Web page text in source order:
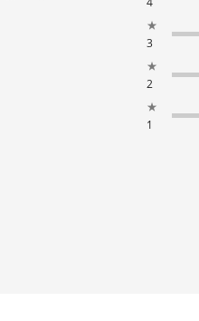
★
3
★
2
★
1